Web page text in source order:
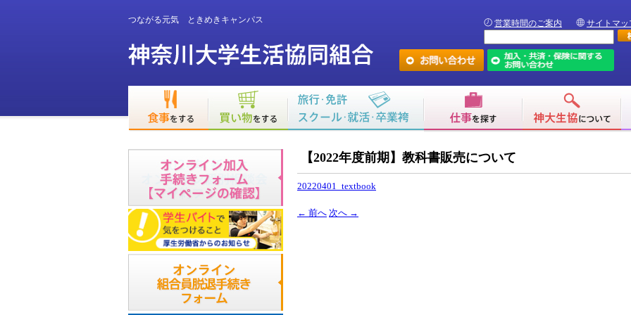
つながる元気 ときめきキャンパス 営業時間のご案内 サイトマッ
【2022年度前期】教科書販売について
20220401_textbook
← 前へ 次へ →